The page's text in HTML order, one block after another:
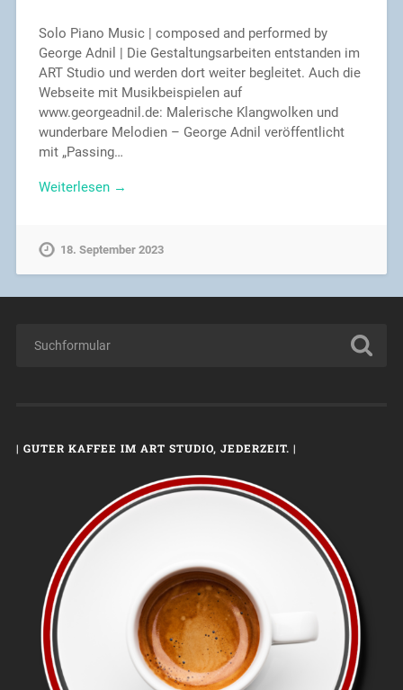
Solo Piano Music | composed and performed by
George Adnil | Die Gestaltungsarbeiten entstanden im
ART Studio und werden dort weiter begleitet. Auch die
Webseite mit Musikbeispielen auf
www.georgeadnil.de: Malerische Klangwolken und
wunderbare Melodien – George Adnil veröffentlicht
mit „Passing…
Weiterlesen →
18. September 2023
| GUTER KAFFEE IM ART STUDIO, JEDERZEIT. |